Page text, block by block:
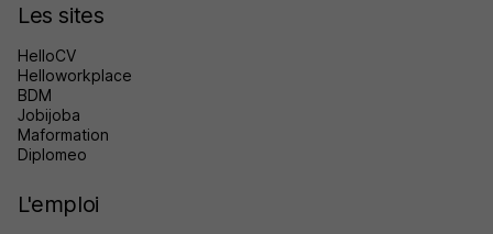
Les sites
HelloCV
Helloworkplace
BDM
Jobijoba
Maformation
Diplomeo
L'emploi